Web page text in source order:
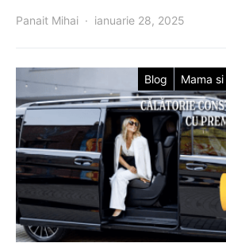
Panait Mihai ianuarie 28, 2025
Blog Mama